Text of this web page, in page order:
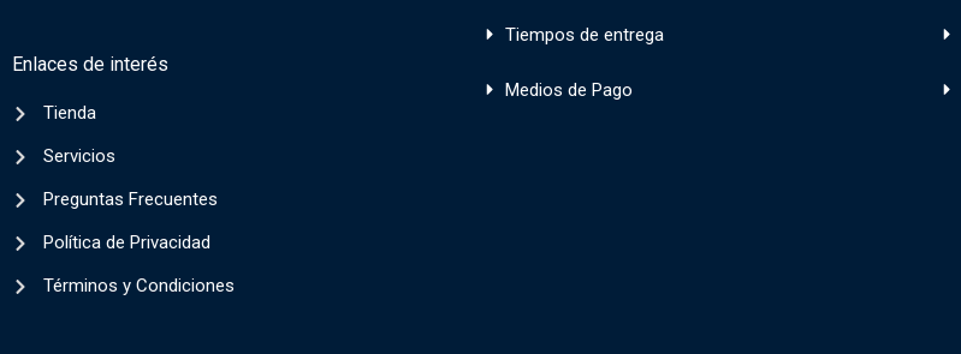
Enlaces de interés
Tienda
Servicios
Preguntas Frecuentes
Política de Privacidad
Términos y Condiciones
Tiempos de entrega
Medios de Pago